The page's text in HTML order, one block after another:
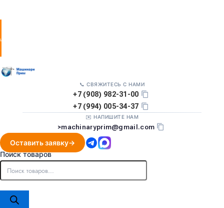
заявку
📞 СВЯЖИТЕСЬ С НАМИ
+7 (908) 982-31-00
+7 (994) 005-34-37
✉️ НАПИШИТЕ НАМ
>machinaryprim@gmail.com
Оставить заявку
Поиск товаров